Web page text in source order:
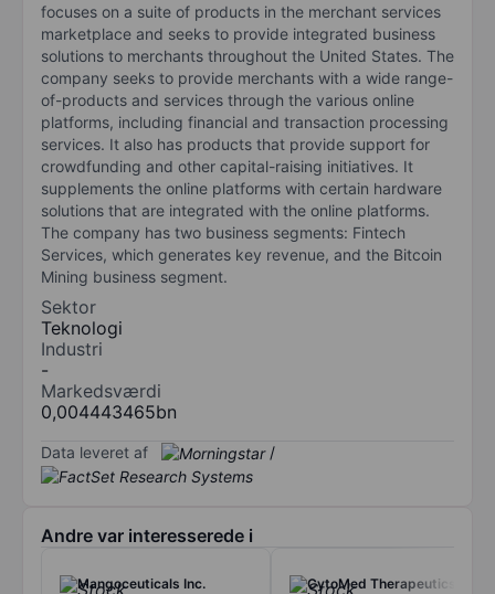
focuses on a suite of products in the merchant services
marketplace and seeks to provide integrated business
solutions to merchants throughout the United States. The
company seeks to provide merchants with a wide range-
of-products and services through the various online
platforms, including financial and transaction processing
services. It also has products that provide support for
crowdfunding and other capital-raising initiatives. It
supplements the online platforms with certain hardware
solutions that are integrated with the online platforms.
The company has two business segments: Fintech
Services, which generates key revenue, and the Bitcoin
Mining business segment.
Sektor
Teknologi
Industri
-
Markedsværdi
0,004443465bn
Data leveret af /
Andre var interesserede i
Mangoceuticals Inc. CytoMed Therapeutics Ltd